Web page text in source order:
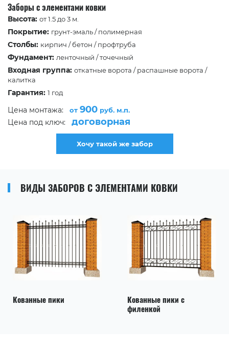
Заборы с элементами ковки
Высота: от 1.5 до 3 м.
Покрытие: грунт-эмаль / полимерная
Столбы: кирпич / бетон / профтруба
Фундамент: ленточный / точечный
Входная группа: откатные ворота / распашные ворота /
калитка
Гарантия: 1 год
Цена монтажа: от 900 руб. м.п.
Цена под ключ: договорная
Хочу такой же забор
ВИДЫ ЗАБОРОВ С ЭЛЕМЕНТАМИ КОВКИ
Кованные пики
Кованные пики с
филенкой